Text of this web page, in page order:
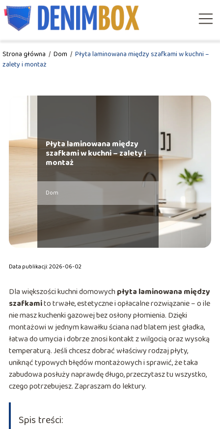
Strona główna / Dom / Płyta laminowana między szafkami w kuchni –
zalety i montaż
Płyta laminowana między
szafkami w kuchni – zalety i
montaż
Dom
Data publikacji: 2026-06-02
Dla większości kuchni domowychpłyta laminowana między
szafkamito trwałe, estetyczne i opłacalne rozwiązanie – o ile
nie masz kuchenki gazowej bez osłony płomienia. Dzięki
montażowi w jednym kawałku ściana nad blatem jest gładka,
łatwa do umycia i dobrze znosi kontakt z wilgocią oraz wysoką
temperaturą. Jeśli chcesz dobrać właściwy rodzaj płyty,
uniknąć typowych błędów montażowych i sprawić, że taka
zabudowa posłuży naprawdę długo, przeczytasz tu wszystko,
czego potrzebujesz. Zapraszam do lektury.
Spis treści: